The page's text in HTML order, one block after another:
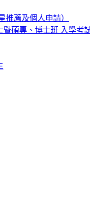
推薦及個人申請）
暨碩專、博士班 入學考